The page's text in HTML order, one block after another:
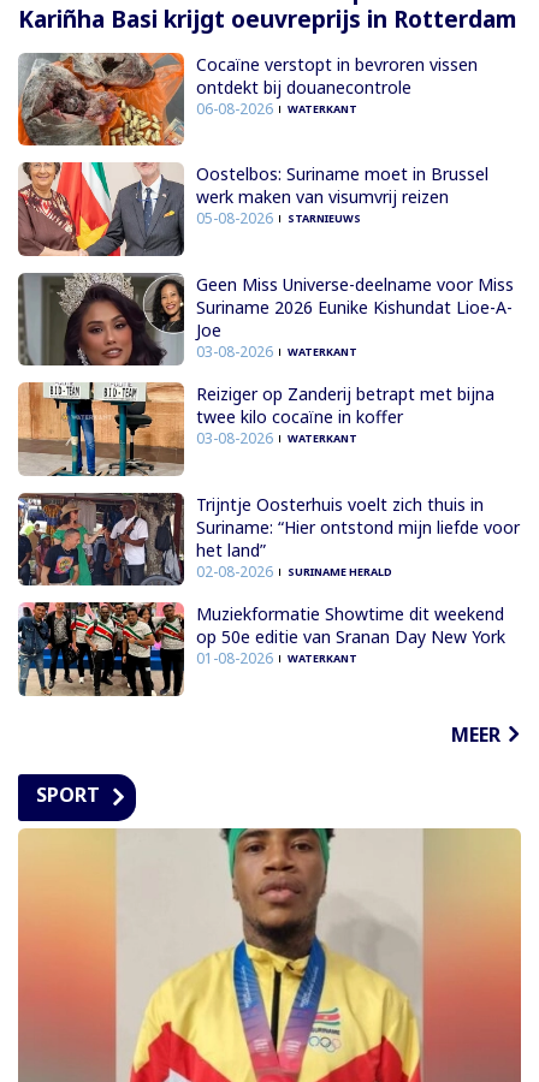
Kariñha Basi krijgt oeuvreprijs in Rotterdam
Cocaïne verstopt in bevroren vissen
ontdekt bij douanecontrole
06-08-2026 WATERKANT
Oostelbos: Suriname moet in Brussel
werk maken van visumvrij reizen
05-08-2026 STARNIEUWS
Geen Miss Universe-deelname voor Miss
Suriname 2026 Eunike Kishundat Lioe-A-
Joe
03-08-2026 WATERKANT
Reiziger op Zanderij betrapt met bijna
twee kilo cocaïne in koffer
03-08-2026 WATERKANT
Trijntje Oosterhuis voelt zich thuis in
Suriname: “Hier ontstond mijn liefde voor
het land”
02-08-2026 SURINAME HERALD
Muziekformatie Showtime dit weekend
op 50e editie van Sranan Day New York
01-08-2026 WATERKANT
MEER
SPORT